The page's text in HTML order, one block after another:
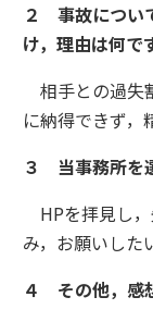
２ 事故につい
け，理由は何で
相手との過失
に納得できず，
３ 当事務所を
HPを拝見し
み，お願いした
４ その他，感